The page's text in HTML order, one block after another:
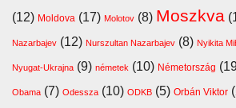
(12) Moldova (17) Molotov (8) Moszkva
Nazarbajev (12) Nurszultan Nazarbajev (8) Nyikita
Nyugat-Ukrajna (9) németek (10) Németország
Obama (7) Odessza (10) ODKB (5) Orbán Viktor